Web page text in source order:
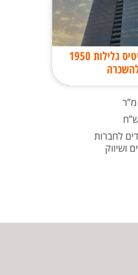
במגדל אלייד סיטיס גלילות 1950
לחברות
ושיווק